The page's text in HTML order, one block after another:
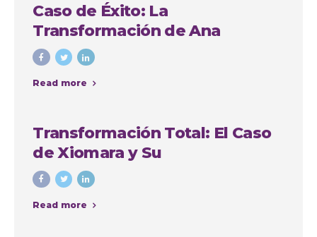
Caso de Éxito: La
Transformación de Ana
Cristina Osorio Arango con
Colombia Plastic
Read more
Transformación Total: El Caso
de Xiomara y Su
Lipoabdominoplastia en
Colombia Plastic Esthetic
International
Read more